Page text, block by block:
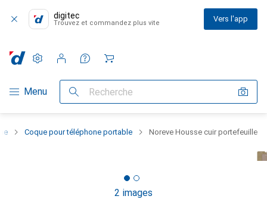
digitec
Trouvez et commandez plus vite Vers l'app
Navigation par catégorie
Menu Recherche
Paramètres
Compte client
Listes de comparaison
Listes d'envies
Panier
Coque pour téléphone portable Noreve Housse cuir portefeuille
2 images